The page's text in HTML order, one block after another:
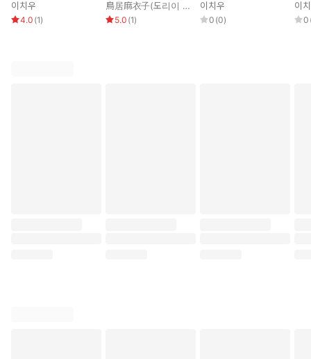
N4·5 한자
이치우
4.0 (1)
N4·5 청해 鳥居麻衣子(도리이 마이코) ,박성길
5.0 (1)
N4·5 문자·어휘
이치우
0 (0)
이
0